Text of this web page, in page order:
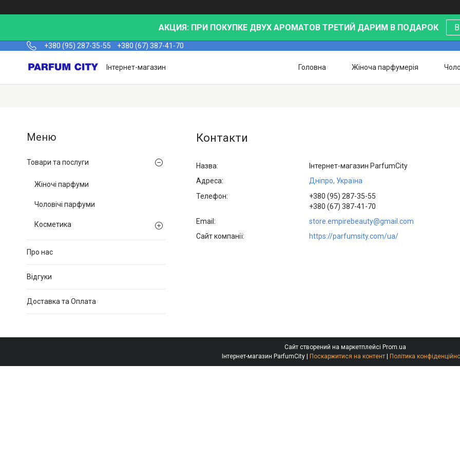
АКЦИЯ: ПРИ ПОКУПКЕ ДВУХ АРОМАТОВ ТРЕТИЙ ДАРИМ В ПОДАРОК
+380 (95) 287-35-55 +380 (67) 387-41-70
Інтернет-магазин Головна Жіноча парфумерія
Контакти
Інтернет-магазин ParfumCity
Дніпро, Україна
+380 (95) 287-35-55
+380 (67) 387-41-70
store.empirebeauty@gmail.com
https://parfumsity.com/ua/
Товари та послуги
Жіночі парфуми
Чоловічі парфуми
Косметика
Про нас
Відгуки
Доставка та Оплата
Сайт створений на маркетплейсі Prom.ua
Поскаржитися на контент Політика